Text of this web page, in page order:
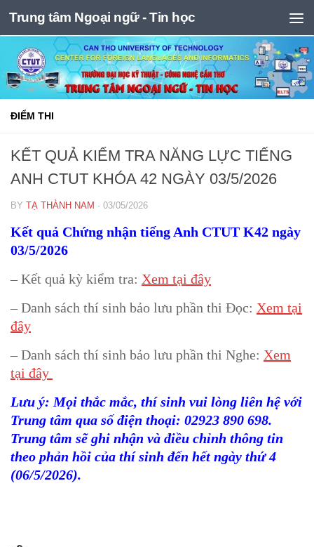
Skip to content
Trung tâm Ngoại ngữ - Tin học
ĐIỂM THI
KẾT QUẢ KIỂM TRA NĂNG LỰC TIẾNG
ANH CTUT KHÓA 42 NGÀY 03/5/2026
BY TẠ THÀNH NAM · 03/05/2026
Kết quả Chứng nhận tiếng Anh CTUT K42 ngày
03/5/2026
– Kết quả kỳ kiểm tra: Xem tại đây
– Danh sách thí sinh bảo lưu phần thi Đọc: Xem tại
đây
– Danh sách thí sinh bảo lưu phần thi Nghe: Xem
tại đây
Lưu ý: Mọi thắc mắc, thí sinh vui lòng liên hệ với
Trung tâm qua số điện thoại: 02923 890 698.
Trung tâm sẽ ghi nhận và điều chỉnh thông tin
theo phản hồi của thí sinh đến hết ngày thứ 4
(06/5/2026).